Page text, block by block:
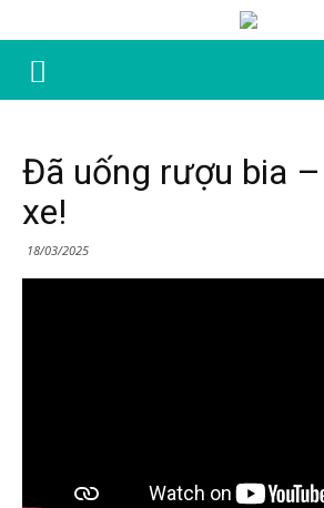
Đã uống rượu bia
xe!
18/03/2025